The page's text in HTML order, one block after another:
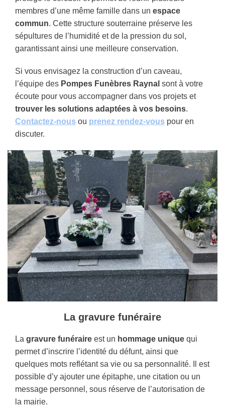
membres d’une même famille dans un espace
commun. Cette structure souterraine préserve les
sépultures de l’humidité et de la pression du sol,
garantissant ainsi une meilleure conservation.
Si vous envisagez la construction d’un caveau,
l’équipe des Pompes Funèbres Raynal sont à votre
écoute pour vous accompagner dans vos projets et
trouver les solutions adaptées à vos besoins.
Contactez-nous ou prenez rendez-vous pour en
discuter.
La gravure funéraire
La gravure funéraire est un hommage unique qui
permet d’inscrire l’identité du défunt, ainsi que
quelques mots reflétant sa vie ou sa personnalité. Il est
possible d’y ajouter une épitaphe, une citation ou un
message personnel, sous réserve de l’autorisation de
la mairie.